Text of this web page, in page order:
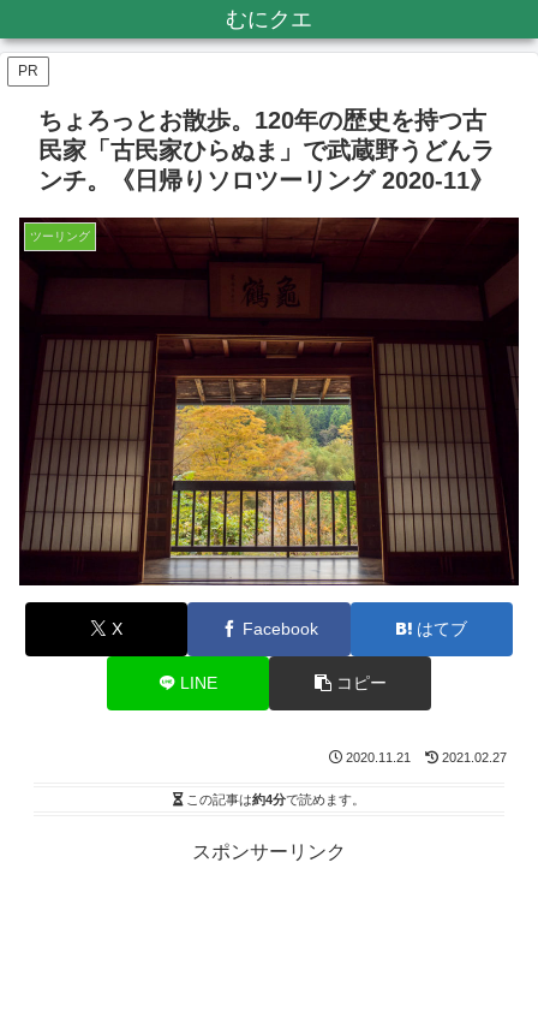
むにクエ
PR
ちょろっとお散歩。120年の歴史を持つ古
民家「古民家ひらぬま」で武蔵野うどんラ
ンチ。《日帰りソロツーリング 2020-11》
ツーリング
X Facebook はてブ
LINE コピー
2020.11.21 2021.02.27
この記事は約4分で読めます。
スポンサーリンク